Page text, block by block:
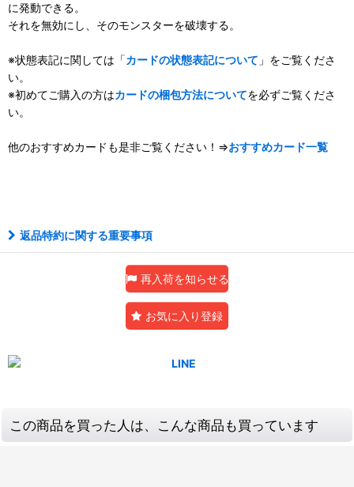
に発動できる。
それを無効にし、そのモンスターを破壊する。
※状態表記に関しては「カードの状態表記について 」をご覧くださ
い。
※初めてご購入の方はカードの梱包方法についてを必ずご覧くださ
い。
他のおすすめカードも是非ご覧ください！⇒おすすめカード一覧
返品特約に関する重要事項
再入荷を知らせる
お気に入り登録
この商品を買った人は、こんな商品も買っています